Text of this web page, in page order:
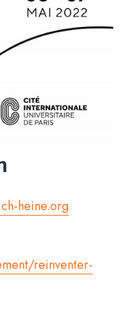
heine.org
reinventer-